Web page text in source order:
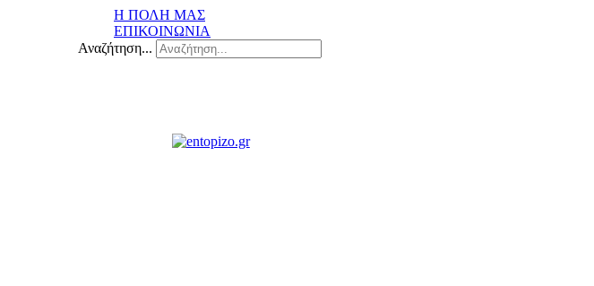
Η ΠΟΛΗ ΜΑΣ
ΕΠΙΚΟΙΝΩΝΙΑ
Αναζήτηση...